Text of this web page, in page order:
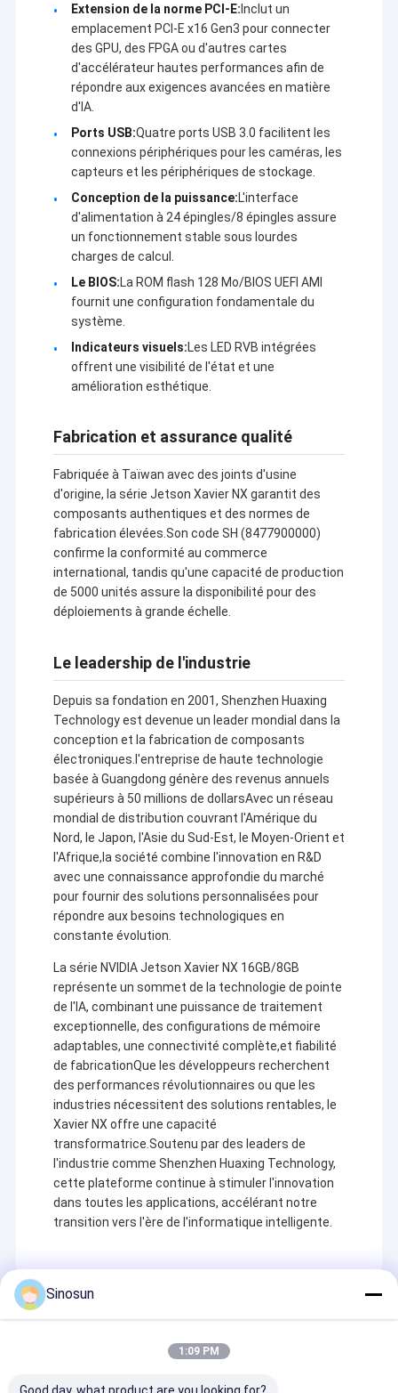
Radio de réseau maillé
Lien de données/vidéo HD/réseaux sans fil industriels
Transmission de données sans fil
Autres
Extension de la norme PCI-E: Inclut un
emplacement PCI-E x16 Gen3 pour connecter
des GPU, des FPGA ou d'autres cartes
d'accélérateur hautes performances afin de
répondre aux exigences avancées en matière
d'IA.
Ports USB:Quatre ports USB 3.0 facilitent les
connexions périphériques pour les caméras, les
capteurs et les périphériques de stockage.
Conception de la puissance:L'interface
d'alimentation à 24 épingles/8 épingles assure
un fonctionnement stable sous lourdes
charges de calcul.
Le BIOS:La ROM flash 128 Mo/BIOS UEFI AMI
fournit une configuration fondamentale du
système.
Indicateurs visuels:Les LED RVB intégrées
offrent une visibilité de l'état et une
amélioration esthétique.
Fabrication et assurance qualité
Fabriquée à Taïwan avec des joints d'usine
d'origine, la série Jetson Xavier NX garantit des
composants authentiques et des normes de
fabrication élevées.Son code SH (8477900000)
confirme la conformité au commerce
international, tandis qu'une capacité de production
de 5000 unités assure la disponibilité pour des
déploiements à grande échelle.
Le leadership de l'industrie
Depuis sa fondation en 2001, Shenzhen Huaxing
Technology est devenue un leader mondial dans la
conception et la fabrication de composants
électroniques.l'entreprise de haute technologie
basée à Guangdong génère des revenus annuels
supérieurs à 50 millions de dollarsAvec un réseau
mondial de distribution couvrant l'Amérique du
Nord, le Japon, l'Asie du Sud-Est, le Moyen-Orient et
l'Afrique,la société combine l'innovation en R&D
avec une connaissance approfondie du marché
pour fournir des solutions personnalisées pour
répondre aux besoins technologiques en
constante évolution.
La série NVIDIA Jetson Xavier NX 16GB/8GB
représente un sommet de la technologie de pointe
de l'IA, combinant une puissance de traitement
exceptionnelle, des configurations de mémoire
adaptables, une connectivité complète,et fiabilité
de fabricationQue les développeurs recherchent
des performances révolutionnaires ou que les
industries nécessitent des solutions rentables, le
Xavier NX offre une capacité
transformatrice.Soutenu par des leaders de
l'industrie comme Shenzhen Huaxing Technology,
cette plateforme continue à stimuler l'innovation
dans toutes les applications, accélérant notre
transition vers l'ère de l'informatique intelligente.
Recommended Products
vitesse, le Ethernet sans fil industriel,Radio/module
vidéo HD réseau, réseau de treillis auto-organisé AD-
HOC/MESH, liaison de données sans fil GNSS/RTK,
entrée/sortie à distance sans fil industrielle,
émetteur-récepteur de données et de voix mobile
portatif, amplificateur de puissance RF
bidirectionnel,codeur-décodeur de voix, connexion
complexe à plusieurs ports en série, module
d'encodage d'adresses point à point et autres
pétrole/gaz, l'eau/électricité,Réseau
électrique/chauffage/gaz de charbon/chemins de
fer/transports, éclairage de rue/tremblement de
terre/température/protection de l'environnement,
contrôle de l'acquisition de données et GPS,
géométrie, finance, métallurgie/industrie chimique et
automatisation du contrôle des processus
transmission vidéo à longue distance, les
drones/navires sans pilote/véhicules sans pilote et la
liaison de données sans fil multi-pathes contrôlée par
Sinosun
1:09 PM